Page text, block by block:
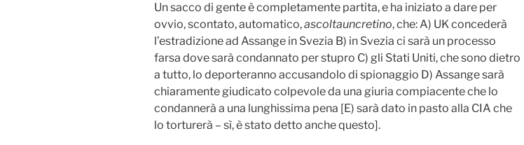
Un sacco di gente è completamente partita, e ha iniziato a dare per
ovvio, scontato, automatico,ascoltauncretino, che: A) UK concederà
l’estradizione ad Assange in Svezia B) in Svezia ci sarà un processo
farsa dove sarà condannato per stupro C) gli Stati Uniti, che sono dietro
a tutto, lo deporteranno accusandolo di spionaggio D) Assange sarà
chiaramente giudicato colpevole da una giuria compiacente che lo
condannerà a una lunghissima pena [E) sarà dato in pasto alla CIA che
lo torturerà – sì, è stato detto anche questo].